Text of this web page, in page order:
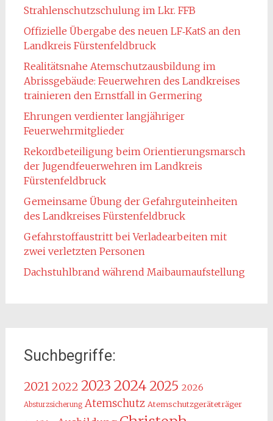
Strahlenschutzschulung im Lkr. FFB
Offizielle Übergabe des neuen LF‑KatS an den
Landkreis Fürstenfeldbruck
Realitätsnahe Atemschutzausbildung im
Abrissgebäude: Feuerwehren des Landkreises
trainieren den Ernstfall in Germering
Ehrungen verdienter langjähriger
Feuerwehrmitglieder
Rekordbeteiligung beim Orientierungsmarsch
der Jugendfeuerwehren im Landkreis
Fürstenfeldbruck
Gemeinsame Übung der Gefahrguteinheiten
des Landkreises Fürstenfeldbruck
Gefahrstoffaustritt bei Verladearbeiten mit
zwei verletzten Personen
Dachstuhlbrand während Maibaumaufstellung
Suchbegriffe:
20212022 2023 2024 2025 2026
Absturzsicherung Atemschutz Atemschutzgeräteträger